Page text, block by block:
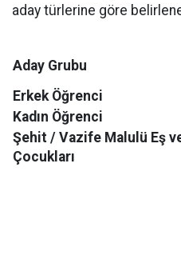
aday türlerine göre
Aday Grubu
Erkek Öğrenci
Kadın Öğrenci
Şehit / Vazife Malulü Eş
Çocukları